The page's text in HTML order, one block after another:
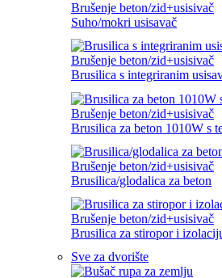
Brušenje beton/zid+usisivač
Suho/mokri usisavač
Brušenje beton/zid+usisivač
Brusilica s integriranim
Brušenje beton/zid+usisivač
Brusilica za beton 1010W s
Brušenje beton/zid+usisivač
Brusilica/glodalica za beton
Brušenje beton/zid+usisivač
Brusilica za stiropor i
Sve za dvorište